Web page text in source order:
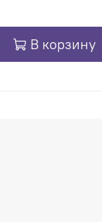
В корзину